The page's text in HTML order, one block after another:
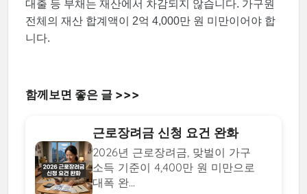
대출 등 부채는 재산에서 차감되지 않습니다. 가구원
전체의 재산 합계액이 2억 4,000만 원 미만이어야 합
니다.
함께보면 좋은 글 >>>
근로장려금 신청 요건 완화
2026년 근로장려금, 맞벌이 가구
소득 기준이 4,400만 원 미만으로
대폭 완...